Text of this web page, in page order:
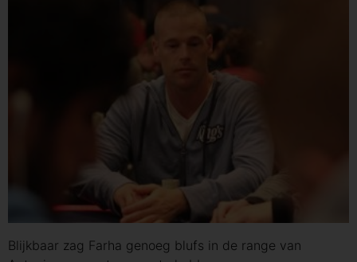
Blijkbaar zag Farha genoeg blufs in de range van